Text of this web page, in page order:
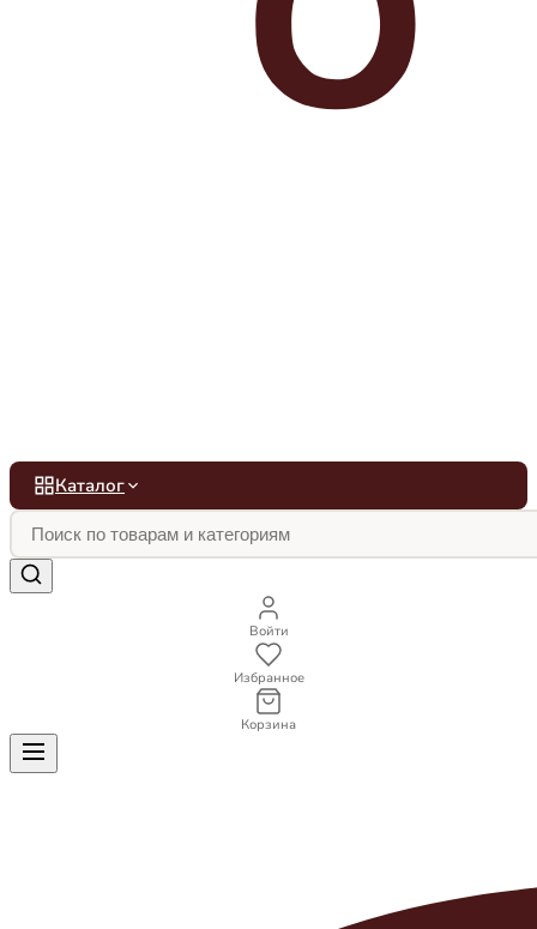
Каталог
Войти
Избранное
Корзина